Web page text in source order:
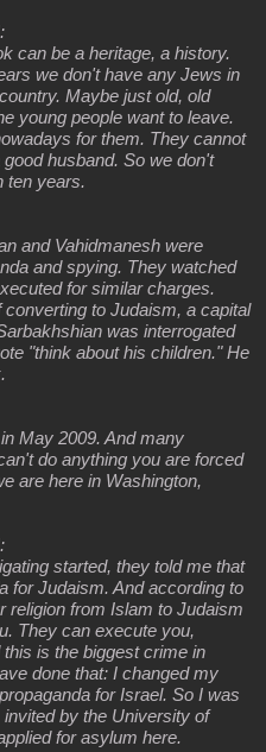
can be a heritage, a history.
we don't have any Jews in
Maybe just old, old
young people want to leave.
for them. They cannot
husband. So we don't
ten years.
and Vahidmanesh were
and spying. They watched
for similar charges.
to Judaism, a capital
was interrogated
"think about his children." He
May 2009. And many
do anything you are forced
are here in Washington,
started, they told me that
for Judaism. And according to
religion from Islam to Judaism
They can execute you,
is the biggest crime in
done that: I changed my
for Israel. So I was
by the University of
for asylum here.